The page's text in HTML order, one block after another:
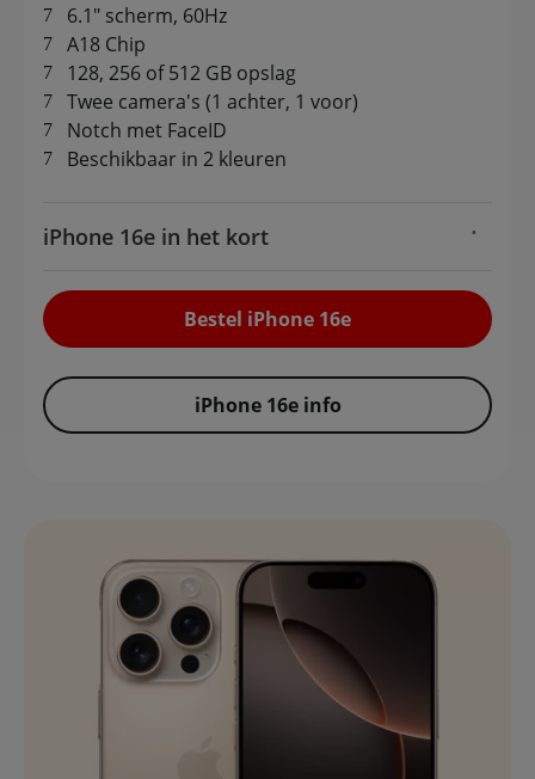
6.1" scherm, 60Hz
A18 Chip
128, 256 of 512 GB opslag
Twee camera's (1 achter, 1 voor)
Notch met FaceID
Beschikbaar in 2 kleuren
iPhone 16e in het kort
Bestel iPhone 16e
iPhone 16e info